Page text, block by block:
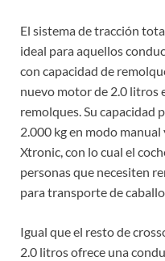
El sistema de tracción
ideal para aquellos
con capacidad de
nuevo motor de 2.0 litros
remolques. Su capacidad
2.000 kg en modo
Xtronic, con lo cual el
personas que necesiten
para transporte de
Igual que el resto de
2.0 litros ofrece una